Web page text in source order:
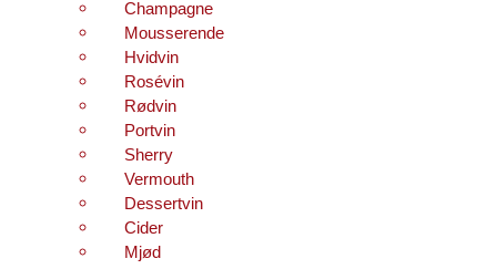
Champagne
Mousserende
Hvidvin
Rosévin
Rødvin
Portvin
Sherry
Vermouth
Dessertvin
Cider
Mjød